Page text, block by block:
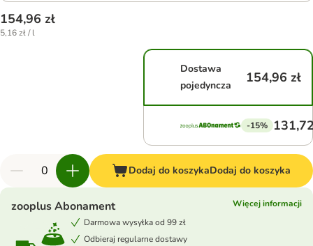
154,96 zł
5,16 zł / l
Dostawa
pojedyncza
154,96 zł
-15%
Dodaj do koszykaDodaj do koszyka
zooplus Abonament
Więcej informacji
Darmowa wysyłka od 99 zł
Odbieraj regularne dostawy